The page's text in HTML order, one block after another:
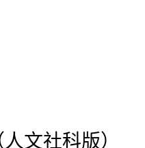
文社科版）